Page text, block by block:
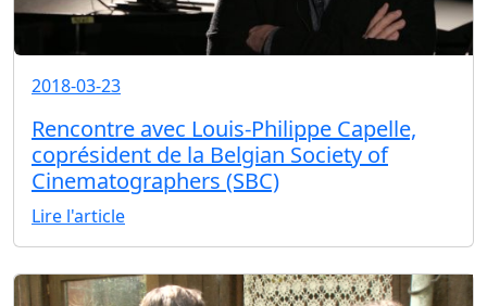
2018-03-23
Rencontre avec Louis-Philippe Capelle,
coprésident de la Belgian Society of
Cinematographers (SBC)
Lire l'article